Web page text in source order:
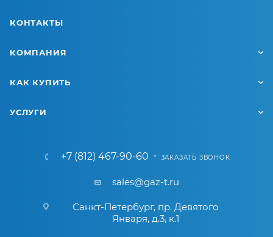
КОНТАКТЫ
КОМПАНИЯ
КАК КУПИТЬ
УСЛУГИ
+7 (812) 467-90-60 ЗАКАЗАТЬ ЗВОНОК
sales@gaz-t.ru
Санкт-Петербург, пр. Девятого
Января, д.3, к.1